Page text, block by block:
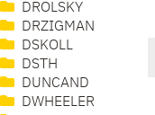
DROLSKY
DRZIGMAN
DSKOLL
DSTH
DUNCAND
DWHEELER